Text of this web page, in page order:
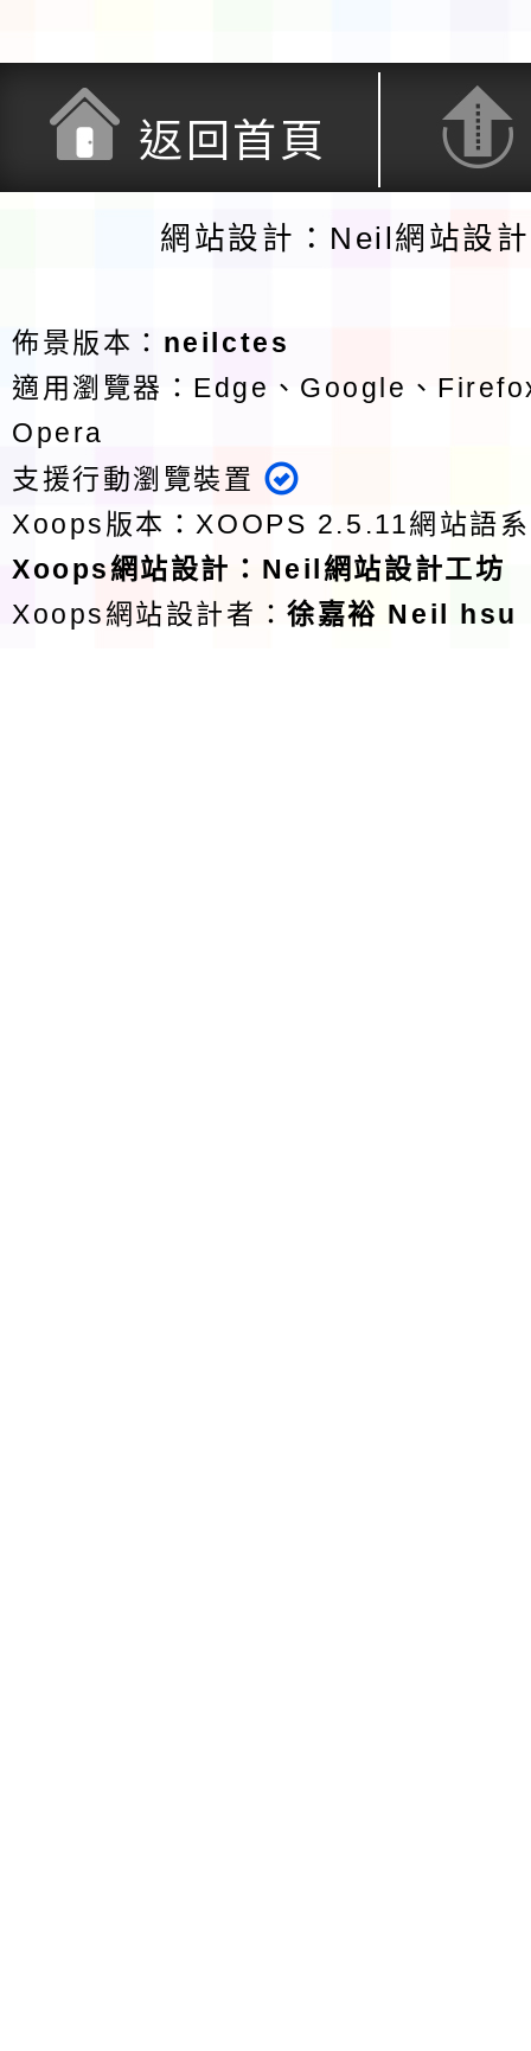
返回首頁
網站設計：Neil網站設
佈景版本： neilctes
適用瀏覽器：Edge、Google、
Opera
支援行動瀏覽裝置
Xoops版本： XOOPS 2.5.11網站語
Xoops網站設計 ： Neil網站設計工坊
Xoops網站設計者：徐嘉裕 Neil hsu